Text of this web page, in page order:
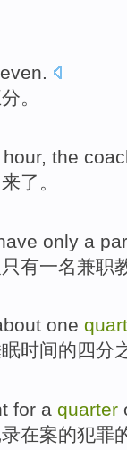
.
分。
the
了 。
only a
只有一名兼职
one
时间的四分
for a quarter
在案的犯罪